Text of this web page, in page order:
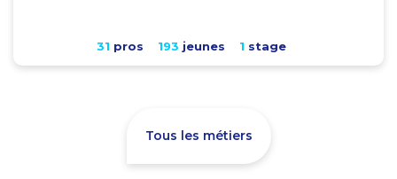
31 pros 193 jeunes 1 stage
Tous les métiers